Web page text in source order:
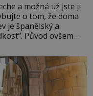
a možná už jste ji
o tom, že doma
je španělský a
Původ ovšem
zemí a k tomu